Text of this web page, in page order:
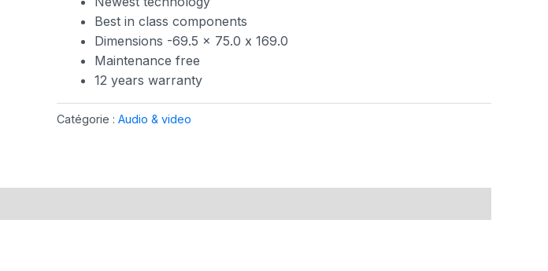
Best in class components
Dimensions -69.5 x 75.0 x 169.0
Maintenance free
12 years warranty
Catégorie : Audio & video